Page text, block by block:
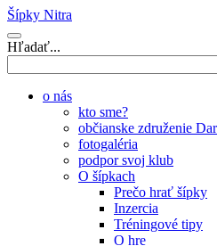
Šípky Nitra
Hľadať...
o nás
kto sme?
občianske združenie
fotogaléria
podpor svoj klub
O šípkach
Prečo hrať šípky
Inzercia
Tréningové tipy
O hre